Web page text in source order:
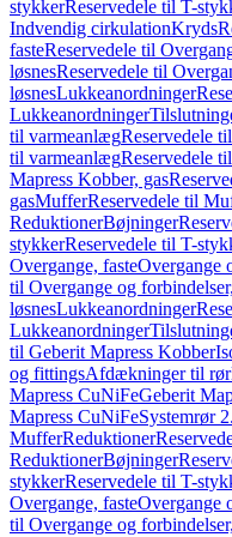
stykkerReservedele til T-
Indvendig cirkulationKryds
fasteReservedele til
løsnesReservedele til
løsnesLukkeanordninger
Lukkeanordninger
til varmeanlægReservedele
til varmeanlægReservedele
Mapress Kobber, gas
gasMufferReservedele til
ReduktionerBøjninger
stykkerReservedele til T-
Overgange, fasteOvergange
til Overgange og
løsnesLukkeanordninger
Lukkeanordninger
til Geberit Mapress Kobber
og fittingsAfdækninger til rør
Mapress CuNiFeGeberit
Mapress CuNiFeSystemrør
MufferReduktioner
ReduktionerBøjninger
stykkerReservedele til T-
Overgange, fasteOvergange
til Overgange og